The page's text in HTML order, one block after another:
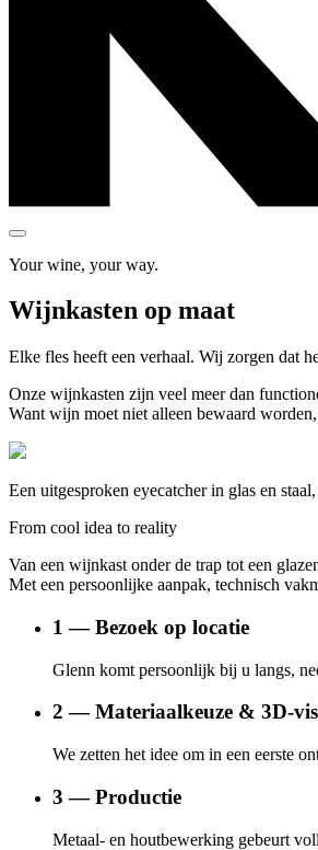
Your wine, your way.
Wijnkasten op maat
Elke fles heeft een verhaal. Wij zorgen dat
Onze wijnkasten zijn veel meer dan
Want wijn moet niet alleen bewaard
Een uitgesproken eyecatcher in glas en
From cool idea to reality
Van een wijnkast onder de trap tot een
Met een persoonlijke aanpak, technisch
1 — Bezoek op locatie
Glenn komt persoonlijk bij u langs,
2 — Materiaalkeuze & 3D-
We zetten het idee om in een eerste
3 — Productie
Metaal- en houtbewerking gebeurt